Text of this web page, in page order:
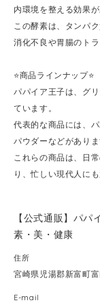
内環境を整える効果が
この酵素は、タンパ
消化不良や胃腸のト
⭐️商品ラインナップ⭐️
パパイア王子は、グ
ています。
代表的な商品には、
パウダーなどがありま
これらの商品は、日
り、忙しい現代人にも
【公式通販】パ
素・美・健康
住所
宮崎県児湯郡新富町富
E-mail